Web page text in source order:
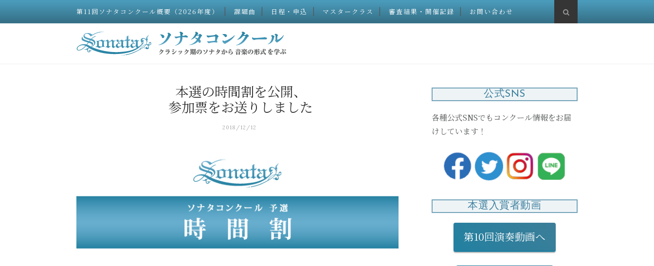
第11回ソナタコンクール概要（2026年度） 課題曲 日程・申込 マスタークラス 審査結果・開催記録 お問い合わせ
本選の時間割を公開、
参加票をお送りしました
2018/12/12
公式SNS
各種公式SNSでもコンクール情報をお届
けしています！
本選入賞者動画
第10回演奏動画へ